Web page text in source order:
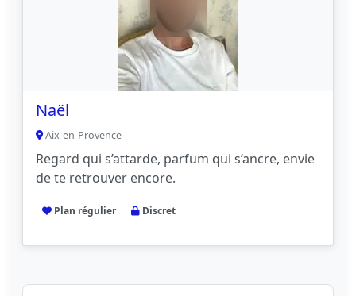
Naël
Aix-en-Provence
Regard qui s’attarde, parfum qui s’ancre, envie
de te retrouver encore.
Plan régulier Discret